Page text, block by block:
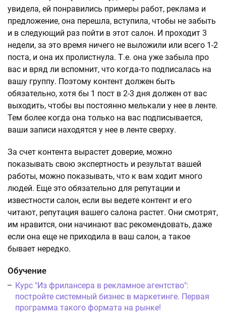
увидела, ей понравились примеры работ, реклама и
предложение, она перешла, вступила, чтобы не забыть
и в следующий раз пойти в этот салон. И проходит 3
недели, за это время ничего не выложили или всего 1-2
поста, и она их пролистнула. Т.е. она уже забыла про
вас и вряд ли вспомнит, что когда-то подписалась на
вашу группу. Поэтому контент должен быть
обязательно, хотя бы 1 пост в 2-3 дня должен от вас
выходить, чтобы вы постоянно мелькали у нее в ленте.
Тем более когда она только на вас подписывается,
ваши записи находятся у нее в ленте сверху.
За счет контента вырастет доверие, можно
показывать свою экспертность и результат вашей
работы, можно показывать, что к вам ходит много
людей. Еще это обязательно для репутации и
известности салон, если вы ведете контент и его
читают, репутация вашего салона растет. Они смотрят,
им нравится, они начинают вас рекомендовать, даже
если она еще не приходила в ваш салон, а такое
бывает нередко.
Обучение
Курс "Из фрилансера в рекламное агентство":
постройте системный бизнес в маркетинге. Первая
программа такого формата на рынке!